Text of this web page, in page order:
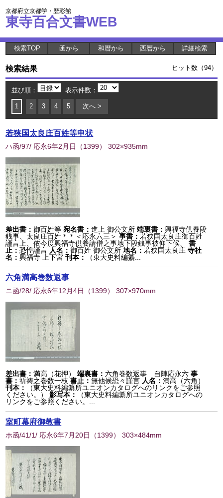
京都府立京都学・歴彩館
東寺百合文書WEB
検索TOP 函から 和暦から 西暦から 詳細検索
検索結果 ヒット数（94）
並び順： 表示件数：
1 2 3 4 5 次へ >
若狭国太良庄百姓等申状
ハ函/97/ 応永6年2月日 （1399） 302×935mm
差出書：御百姓等 宛名書：進上 御公文所 端裏書：興福寺供養段
銭事、太良庄百姓＊＊＜応永六三＞ 事書：若狭国太良庄御百姓
謹言上、依今度興福寺供養請僧之事地下段銭事被仰下候、
書
止：恐惶謹言 人名：御百姓 御公文所 地名：若狭国太良庄 寺社
名：興福寺 上下宮 刊本： （東大史料編纂...
六角満高巻数返事
ニ函/28/ 応永6年12月4日 （1399） 307×970mm
差出書：満高（花押） 端裏書：六角巻数返事 自陣応永六 事
書：祈祷之巻数一枝書止：無他候恐々謹言 人名：満高（六角）
刊本：
（東大史料編纂所ユニオンカタログへのリンクをご参照
ください。）
影写本：
（東大史料編纂所ユニオンカタログへの
リンクをご参照ください。...
室町幕府御教書
ホ函/41/1/ 応永6年7月20日 （1399） 303×484mm